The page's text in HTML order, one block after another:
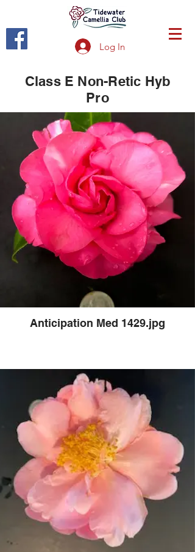
Log In
Class E Non-Retic Hyb
Pro
Anticipation Med 1429.jpg